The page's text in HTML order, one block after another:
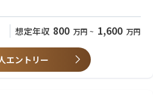
、ポートフォリオ構築など、投資戦略全
のコミュニケーションからディールの実
の意欲次第で幅広く経験できる​
略策定、スタートアップとの協業などを
験を有する方
、事業企画経験を有する方​
を有する方​
ト（法務・税務等含む）経験
就業経験を有する方
想定年収 800 万円 ~ 1,600 万円
エントリー